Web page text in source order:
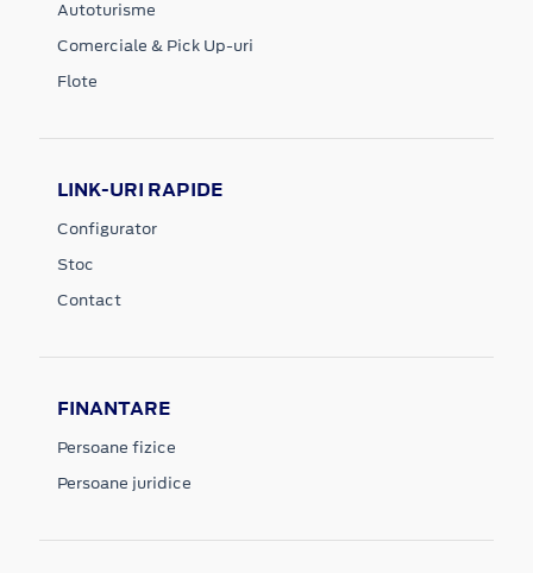
Autoturisme
Comerciale & Pick Up-uri
Flote
LINK-URI RAPIDE
Configurator
Stoc
Contact
FINANTARE
Persoane fizice
Persoane juridice